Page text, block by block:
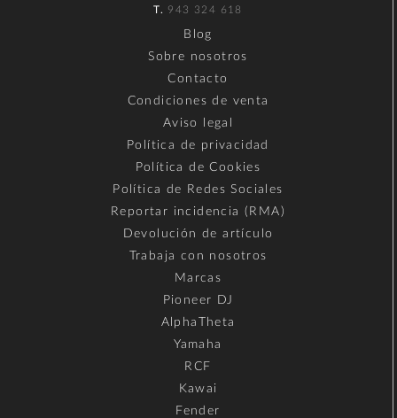
T. 943 324 618
Blog
Sobre nosotros
Contacto
Condiciones de venta
Aviso legal
Política de privacidad
Política de Cookies
Política de Redes Sociales
Reportar incidencia (RMA)
Devolución de artículo
Trabaja con nosotros
Marcas
Pioneer DJ
AlphaTheta
Yamaha
RCF
Kawai
Fender